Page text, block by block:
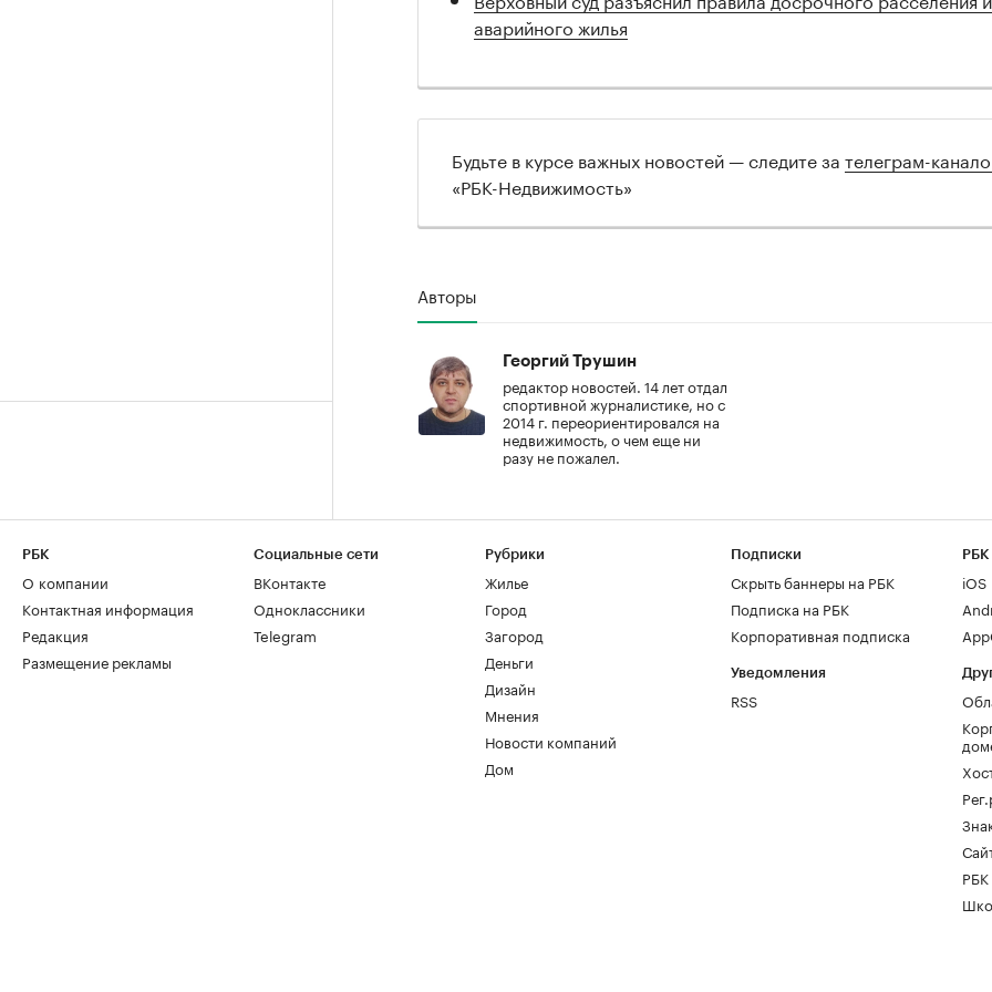
аварийного жилья
Будьте в курсе важных новостей — следите за телеграм-
«РБК-Недвижимость»
Авторы
Георгий Трушин
редактор новостей. 14 лет отдал
спортивной журналистике, но с
2014 г. переориентировался на
недвижимость, о чем еще ни
разу не пожалел.
РБК
О компании
Контактная информация
Редакция
Размещение рекламы
Социальные сети
ВКонтакте
Одноклассники
Telegram
Рубрики
Жилье
Город
Загород
Деньги
Дизайн
Мнения
Новости компаний
Дом
Подписки
Скрыть баннеры на РБК
Подписка на РБК
Корпоративная подписка
Уведомления
RSS
РБК
iOS